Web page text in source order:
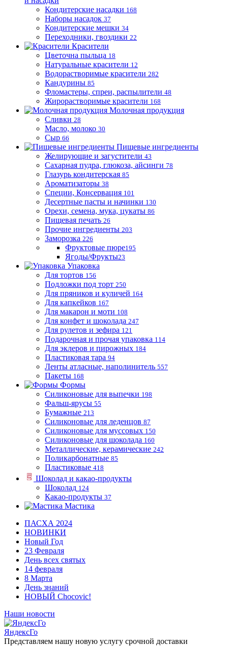
Кондитерские насадки 168
Наборы насадок 37
Кондитерские мешки 34
Переходники, гвоздики 22
Красители
Цветочна пыльца 18
Натуральные красители 12
Водорастворимые красители 282
Кандурины 85
Фломастеры, спреи, распылители 48
Жирорастворимые красители 168
Молочная продукция
Сливки 28
Масло, молоко 30
Сыр 66
Пищевые ингредиенты
Желирующие и загустители 43
Сахарная пудра, глюкоза, айсинги 78
Глазурь кондитерская 85
Ароматизаторы 38
Специи, Консервация 101
Десертные пасты и начинки 130
Орехи, семена, мука, цукаты 86
Пищевая печать 26
Прочие ингредиенты 203
Заморозка 226
Фруктовые пюре195
Ягоды/Фрукты23
Упаковка
Для тортов 156
Подложки под торт 250
Для пряников и куличей 164
Для капкейков 167
Для макарон и моти 108
Для конфет и шоколада 247
Для рулетов и зефира 121
Подарочная и прочая упаковка 114
Для эклеров и пирожных 184
Пластиковая тара 94
Ленты атласные, наполинитель 557
Пакеты 168
Формы
Силиконовые для выпечки 198
Фальш-ярусы 55
Бумажные 213
Силиконовые для леденцов 87
Силиконовые для муссовых 150
Силиконовые для шоколада 160
Металлические, керамические 242
Поликарбонатные 85
Пластиковые 418
Шоколад и какао-продукты
Шоколад 124
Какао-продукты 37
Мастика
ПАСХА 2024
НОВИНКИ
Новый Год
23 Февраля
День всех святых
14 февраля
8 Марта
День знаний
НОВЫЙ Chocovic!
Наши новости
ЯндексГо
Представляем нашу новую услугу срочной доставки